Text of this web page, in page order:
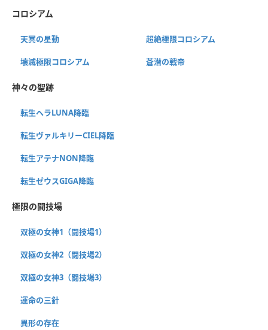
コロシアム
天冥の星動 超絶極限コロシアム
壊滅極限コロシアム 蒼潜の戦帝
神々の聖跡
転生ヘラLUNA降臨
転生ヴァルキリーCIEL降臨
転生アテナNON降臨
転生ゼウスGIGA降臨
極限の闘技場
双極の女神1（闘技場1）
双極の女神2（闘技場2）
双極の女神3（闘技場3）
運命の三針
異形の存在